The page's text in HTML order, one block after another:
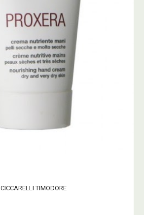
CICCARELLI TIMODORE